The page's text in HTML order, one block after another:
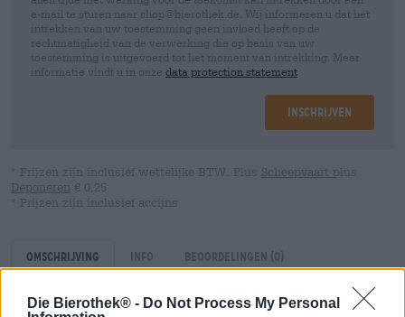
Die Bierothek® - Do Not Process My Personal
e-mail te sturen naar shop@bierothek.de. Wij informeren u dat het
intrekken van uw toestemming geen invloed heeft op de
rechtmatigheid van de verwerking die op basis van uw
toestemming is uitgevoerd tot het moment van intrekking. Meer
informatie vindt u in onze data protection statement
Inschrijven
* Prijzen zijn inclusief wettelijke BTW. Plus Scheepvaart plus
Deponeren € 0,25
* Prijzen zijn inclusief accijns
Omschrijving Info Beoordelingen (0)